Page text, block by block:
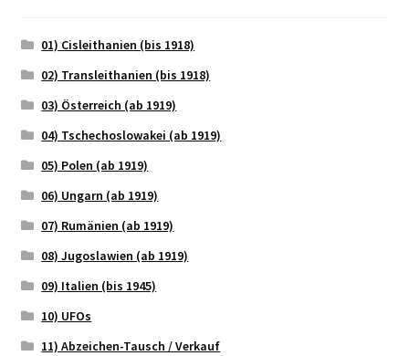
01) Cisleithanien (bis 1918)
02) Transleithanien (bis 1918)
03) Österreich (ab 1919)
04) Tschechoslowakei (ab 1919)
05) Polen (ab 1919)
06) Ungarn (ab 1919)
07) Rumänien (ab 1919)
08) Jugoslawien (ab 1919)
09) Italien (bis 1945)
10) UFOs
11) Abzeichen-Tausch / Verkauf